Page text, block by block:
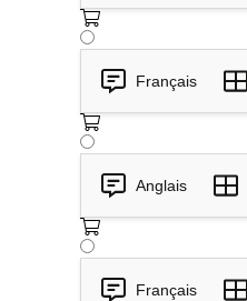
Français
Anglais
Français